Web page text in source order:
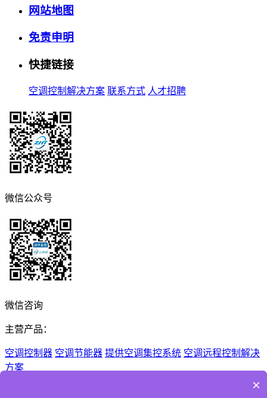
网站地图
免责申明
快捷链接
空调控制解决方案 联系方式 人才招聘
微信公众号
微信咨询
主营产品：
空调控制器 空调节能器 提供空调集控系统 空调远程控制解决
方案
×